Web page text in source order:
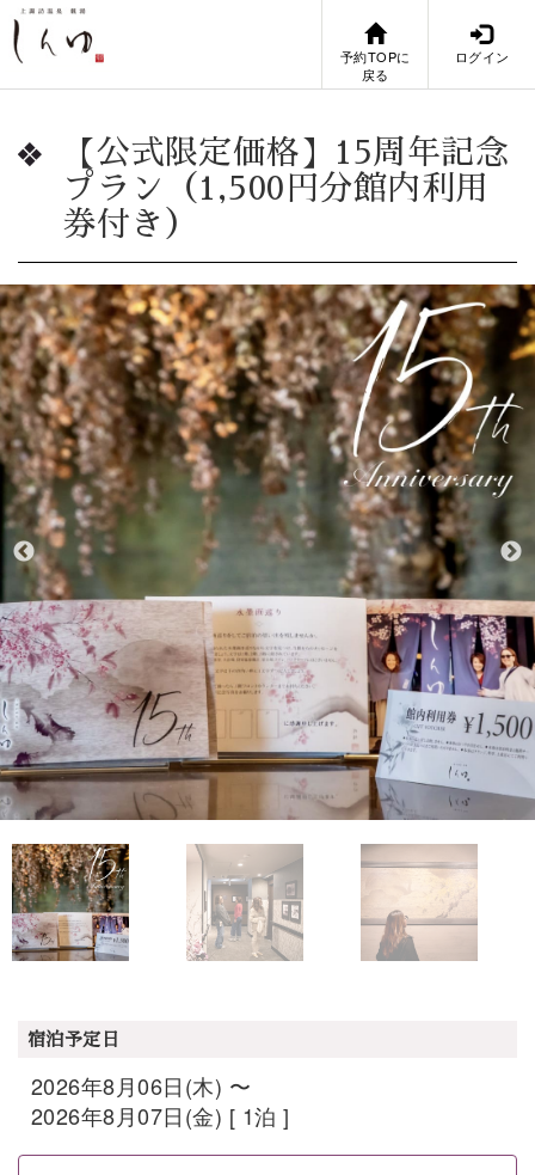
予約TOPに
戻る
ログイン
【公式限定価格】15周年記念
プラン（1,500円分館内利用
券付き）
宿泊予定日
2026年8月06日(木) 〜
2026年8月07日(金) [ 1泊 ]